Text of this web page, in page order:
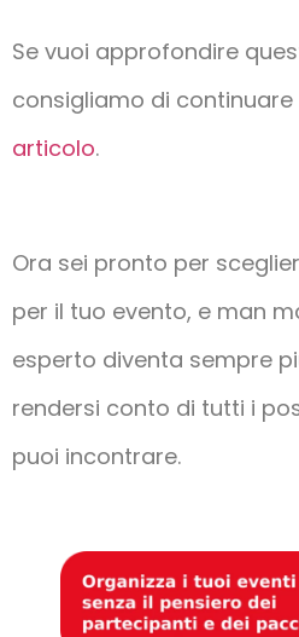
Se vuoi approfondire
consigliamo di
articolo.
Ora sei pronto per
per il tuo evento, e man
esperto diventa sempre
rendersi conto di tutti i
puoi incontrare.